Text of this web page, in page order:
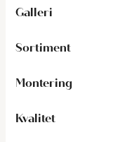
Galleri
Sortiment
Montering
Kvalitet